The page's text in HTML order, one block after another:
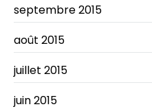
septembre 2015
août 2015
juillet 2015
juin 2015